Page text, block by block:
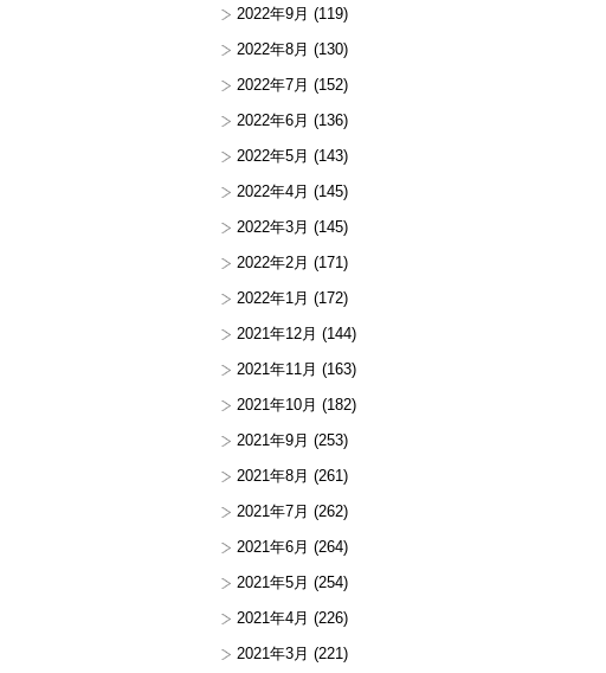
2022年9月 (119)
2022年8月 (130)
2022年7月 (152)
2022年6月 (136)
2022年5月 (143)
2022年4月 (145)
2022年3月 (145)
2022年2月 (171)
2022年1月 (172)
2021年12月 (144)
2021年11月 (163)
2021年10月 (182)
2021年9月 (253)
2021年8月 (261)
2021年7月 (262)
2021年6月 (264)
2021年5月 (254)
2021年4月 (226)
2021年3月 (221)